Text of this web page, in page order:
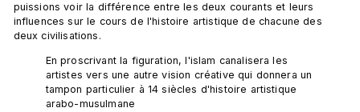
puissions voir la différence entre les deux courants et leurs
influences sur le cours de l'histoire artistique de chacune des
En proscrivant la figuration, l'islam canalisera les
artistes vers une autre vision créative qui donnera un
tampon particulier à 14 siècles d'histoire artistique
arabo-musulmane